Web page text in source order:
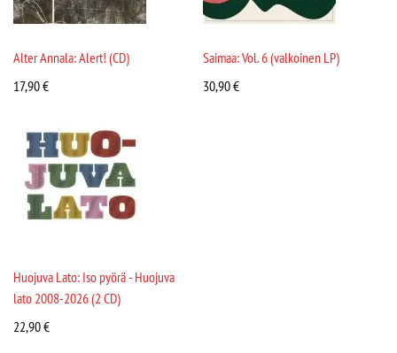
Alter Annala: Alert! (CD)
17,90€
Saimaa: Vol. 6 (valkoinen LP)
30,90€
Huojuva Lato: Iso pyörä - Huojuva
lato 2008-2026 (2 CD)
22,90€